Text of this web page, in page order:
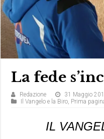
La fede
Redazione
31 Maggio
Il Vangelo e la Biro Prima
IL